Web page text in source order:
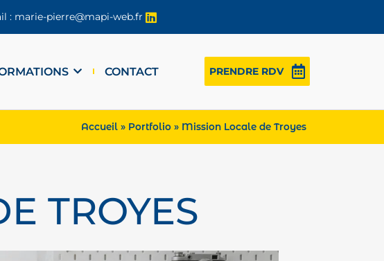
: marie-pierre@mapi-web.fr
CONTACT PRENDRE RDV
Accueil » Portfolio » Mission Locale de Troyes
TROYES